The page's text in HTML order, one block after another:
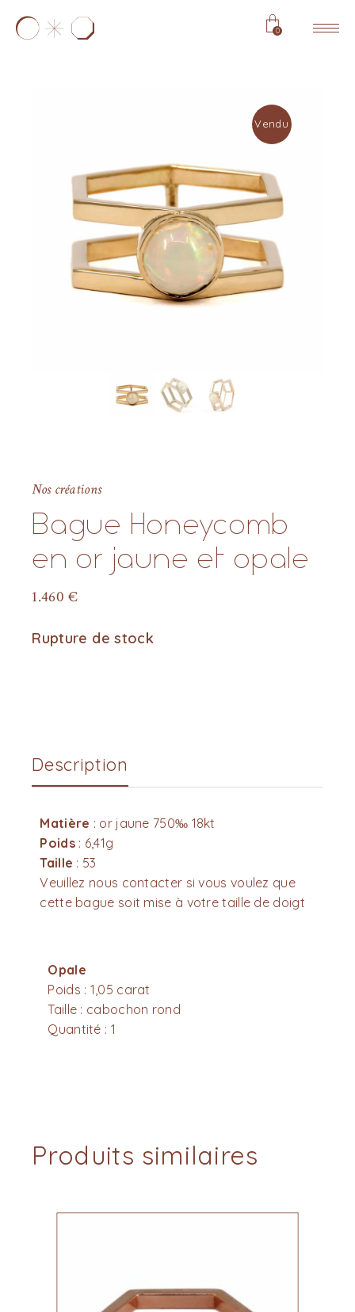
0
Vendu
Nos créations
Bague Honeycomb
en or jaune et opale
1.460 €
Rupture de stock
Description
Matière : or jaune 750‰ 18kt
Poids: 6,41g
Taille : 53
Veuillez nous contacter si vous voulez que
cette bague soit mise à votre taille de doigt
Opale
Poids : 1,05 carat
Taille : cabochon rond
Quantité : 1
Produits similaires